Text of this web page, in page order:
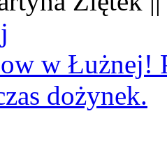
w Łużnej!
dożynek.